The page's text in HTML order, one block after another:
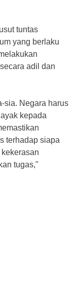
tuntas
yang berlaku
adil dan
sia. Negara harus
kepada
terhadap siapa
tugas,"